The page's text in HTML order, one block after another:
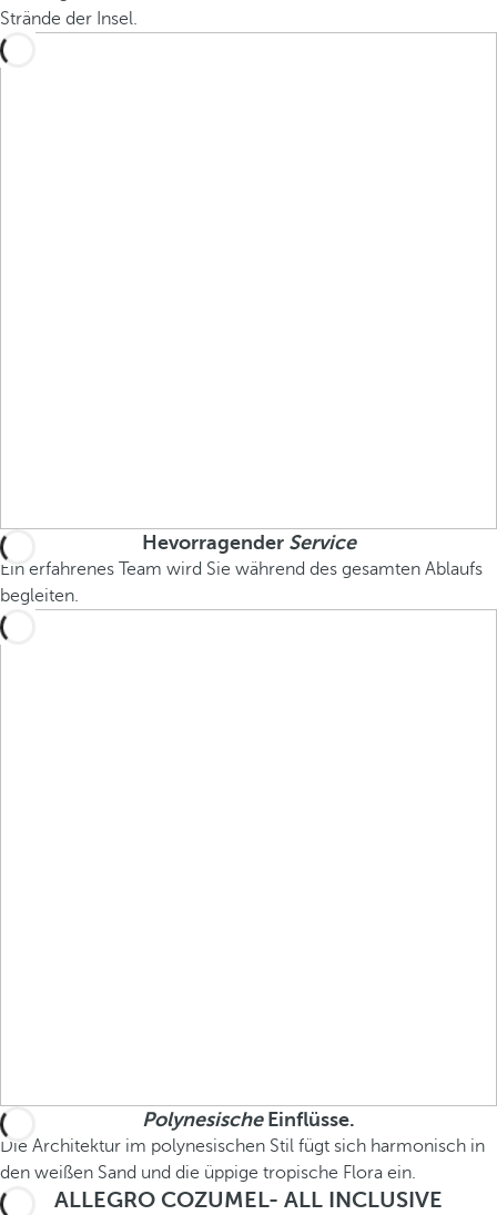
Strände der Insel.
Hevorragender Service
Ein erfahrenes Team wird Sie während des gesamten Ablaufs
begleiten.
PolynesischeEinflüsse.
Die Architektur im polynesischen Stil fügt sich harmonisch in
den weißen Sand und die üppige tropische Flora ein.
ALLEGRO COZUMEL- ALL INCLUSIVE